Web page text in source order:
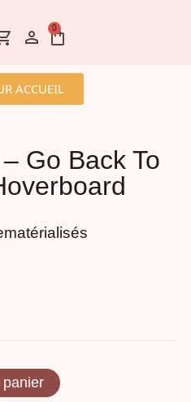
0
ACCUEIL
Go Back To